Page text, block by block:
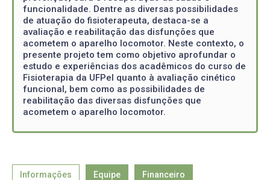
funcionalidade. Dentre as diversas possibilidades
de atuação do fisioterapeuta, destaca-se a
avaliação e reabilitação das disfunções que
acometem o aparelho locomotor. Neste contexto, o
presente projeto tem como objetivo aprofundar o
estudo e experiências dos acadêmicos do curso de
Fisioterapia da UFPel quanto à avaliação cinético
funcional, bem como as possibilidades de
reabilitação das diversas disfunções que
acometem o aparelho locomotor.
Informações Equipe Financeiro